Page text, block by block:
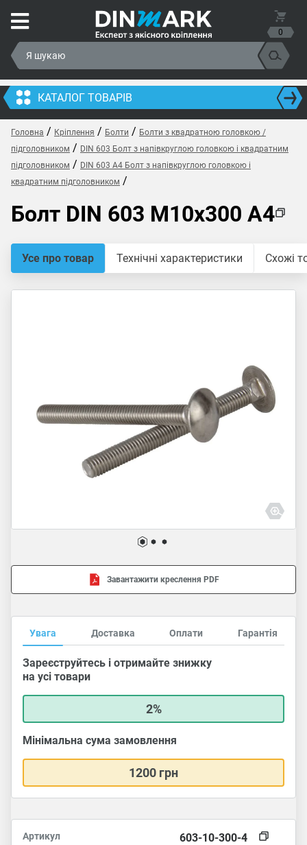
0
КАТАЛОГ ТОВАРІВ
Головна / Кріплення / Болти / Болти з квадратною головкою /
підголовником / DIN 603 Болт з напівкруглою головкою і квадратним
підголовником / DIN 603 A4 Болт з напівкруглою головкою і
квадратним підголовником /
Болт DIN 603 M10x300 A4
Усе про товар Технічні характеристики Схожі
Завантажити креслення PDF
Увага Доставка Оплати Гарантія
Зареєструйтесь і отримайте знижку
на усі товари
2%
Мінімальна сума замовлення
1200 грн
Артикул 603-10-300-4